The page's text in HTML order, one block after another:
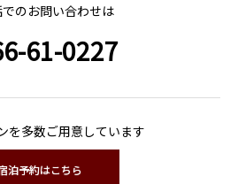
でのお問い合わせは
61-0227
を多数ご用意しています
泊予約はこちら